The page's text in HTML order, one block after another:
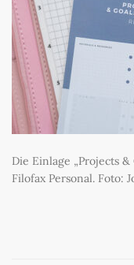
Die Einlage „Projects
Filofax Personal. Foto: